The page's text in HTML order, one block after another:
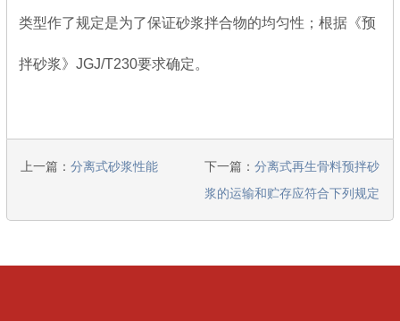
类型作了规定是为了保证砂浆拌合物的均匀性；根据《预
拌砂浆》JGJ/T230要求确定。
上一篇： 分离式砂浆性能 下一篇：分离式再生骨料预拌砂
浆的运输和贮存应符合下列规定